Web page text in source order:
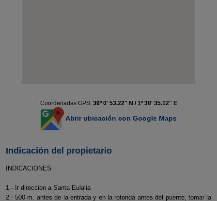
Coordenadas GPS: 39º 0' 53.22'' N / 1º 30' 35.12'' E
Abrir ubicación con Google Maps
Indicación del propietario
INDICACIONES
1.- Ir direccion a Santa Eulalia
2.- 500 m. antes de la entrada y en la rotonda antes del puente, tomar la